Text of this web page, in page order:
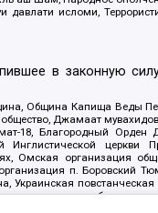
исломи,
в законную
Община Капища Веды
Джамаат
18, Благородный
церкви
организация
п. Боровский